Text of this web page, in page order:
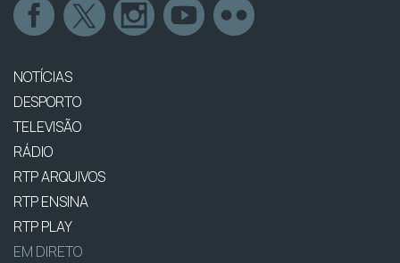
NOTÍCIAS
DESPORTO
TELEVISÃO
RÁDIO
RTP ARQUIVOS
RTP ENSINA
RTP PLAY
EM DIRETO